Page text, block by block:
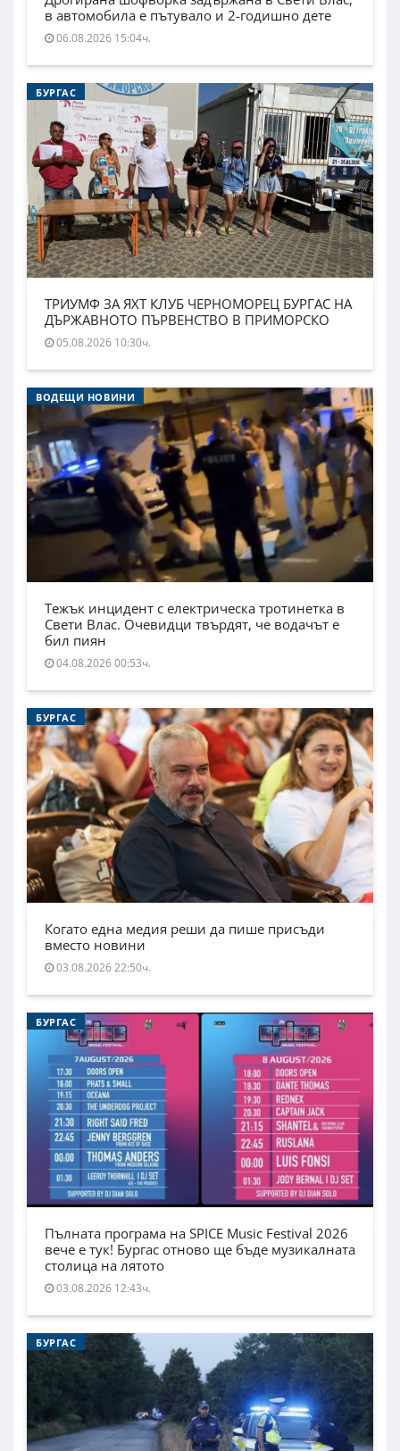
в автомобила е пътувало и 2-годишно дете
06.08.2026 15:04ч.
БУРГАС
ТРИУМФ ЗА ЯХТ КЛУБ ЧЕРНОМОРЕЦ БУРГАС НА
ДЪРЖАВНОТО ПЪРВЕНСТВО В ПРИМОРСКО
05.08.2026 10:30ч.
ВОДЕЩИ НОВИНИ
Тежък инцидент с електрическа тротинетка в
Свети Влас. Очевидци твърдят, че водачът е
бил пиян
04.08.2026 00:53ч.
БУРГАС
Когато една медия реши да пише присъди
вместо новини
03.08.2026 22:50ч.
БУРГАС
Пълната програма на SPICE Music Festival 2026
вече е тук! Бургас отново ще бъде музикалната
столица на лятото
03.08.2026 12:43ч.
БУРГАС